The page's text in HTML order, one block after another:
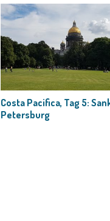
Costa Pacifica, Tag 5:
Petersburg